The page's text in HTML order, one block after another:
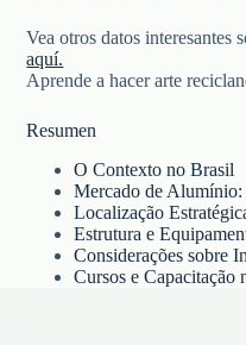
Vea otros datos interesantes
aquí.
Aprende a hacer arte
Resumen
O Contexto no Brasil
Mercado de Alumínio:
Localização
Estrutura e
Considerações sobre
Cursos e Capacitação